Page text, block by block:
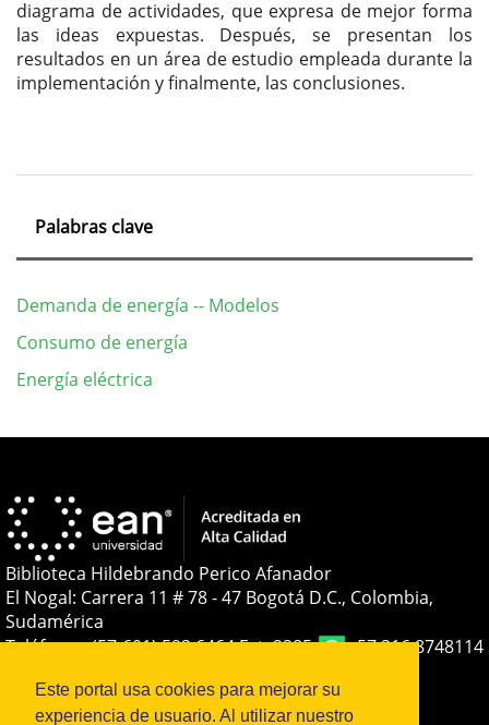
Este portal usa cookies para mejorar su
experiencia de usuario. Al utilizar nuestro
diagrama de actividades, que expresa de mejor forma
las ideas expuestas. Después, se presentan los
resultados en un área de estudio empleada durante la
implementación y finalmente, las conclusiones.
Palabras clave
Demanda de energía -- Modelos
Consumo de energía
Energía eléctrica
Detalles
artículo
Biblioteca Hildebrando Perico Afanador
El Nogal: Carrera 11 # 78 - 47 Bogotá D.C., Colombia,
Sudamérica
Teléfono:+(57-601) 593 6464 Ext. 2285
+57 316 8748114
biblioteca@universidadean.edu.co